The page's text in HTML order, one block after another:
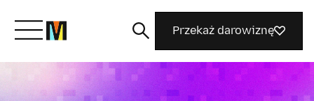
Poznaj Mozillę
Przekaż darowiznę